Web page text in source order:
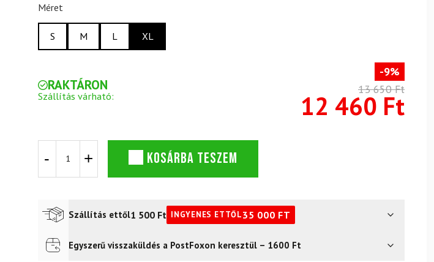
Méret
S M L XL
RAKTÁRON
Szállítás várható:
-9%
13 650 Ft
12 460 Ft
Pulse
mennyiség
KOSÁRBA TESZEM
Szállítás ettől1 500 Ft INGYENES ETTŐL35 000 FT
Futár a címre2 400Ft
Egyszerű visszaküldés a PostFoxon keresztül – 1600 Ft